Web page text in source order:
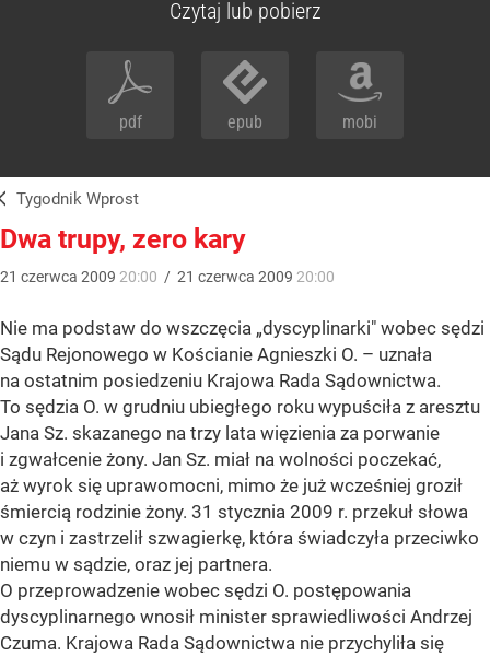
Czytaj lub pobierz
pdf epub mobi
Tygodnik Wprost
Dwa trupy, zero kary
21 czerwca 2009 20:00 / 21 czerwca 2009 20:00
Nie ma podstaw do wszczęcia „dyscyplinarki" wobec sędzi
Sądu Rejonowego w Kościanie Agnieszki O. – uznała
na ostatnim posiedzeniu Krajowa Rada Sądownictwa.
To sędzia O. w grudniu ubiegłego roku wypuściła z aresztu
Jana Sz. skazanego na trzy lata więzienia za porwanie
i zgwałcenie żony. Jan Sz. miał na wolności poczekać,
aż wyrok się uprawomocni, mimo że już wcześniej groził
śmiercią rodzinie żony. 31 stycznia 2009 r. przekuł słowa
w czyn i zastrzelił szwagierkę, która świadczyła przeciwko
niemu w sądzie, oraz jej partnera.
O przeprowadzenie wobec sędzi O. postępowania
dyscyplinarnego wnosił minister sprawiedliwości Andrzej
Czuma. Krajowa Rada Sądownictwa nie przychyliła się